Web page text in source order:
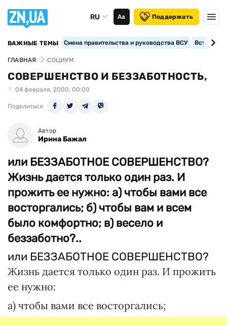
RU Аа Поддержать
ВАЖНЫЕ ТЕМЫ Смена правительства и руководства ВСУ
ГЛАВНАЯ СОЦИУМ
СОВЕРШЕНСТВО И БЕЗЗАБОТНОСТЬ,
04 февраля, 2000, 00:00
Поделиться
Автор
Ирина Бажал
или БЕЗЗАБОТНОЕ СОВЕРШЕНСТВО?
Жизнь дается только один раз. И
прожить ее нужно: а) чтобы вами все
восторгались; б) чтобы вам и всем
было комфортно; в) весело и
беззаботно?..
или БЕЗЗАБОТНОЕ СОВЕРШЕНСТВО?
Жизнь дается только один раз. И прожить
ее нужно:
а) чтобы вами все восторгались;